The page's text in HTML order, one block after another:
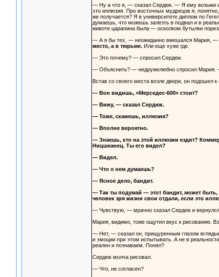
— Ну а что я, — сказал Сердюк. — Я ему возьми
это иллюзия. Про восточных мудрецов я,
же получается? Я в университете диплом по
думаешь, что можешь залезть в подвал и в
животе царапина была — осколком бутылки
— А я бы тех, — неожиданно вмешался Мария, —
место, а в тюрьме.Или еще хуже где.
— Это почему? — спросил Сердюк.
— Объяснить? — недружелюбно спросил Мария.
Встав со своего места возле двери, он подошел
— Вон видишь, «Мерседес-600» стоит?
— Вижу, — сказал Сердюк.
— Тоже, скажешь, иллюзия?
— Вполне вероятно.
— Знаешь, кто на этой иллюзии ездит?
Ницшеанец. Ты его видел?
— Видел.
— Что о нем думаешь?
— Ясное дело, бандит.
— Так ты подумай — этот бандит, может быть,
человек зря жизни свои отдали, если это
— Чувствую, — мрачно сказал Сердюк и
Мария, видимо, тоже ощутил вкус к рисованию.
— Нет, — сказал он, прищуренным глазом
и эмоции при этом испытывать. А не в
реален и познаваем. Понял?
Сердюк молча рисовал.
— Что, не согласен?